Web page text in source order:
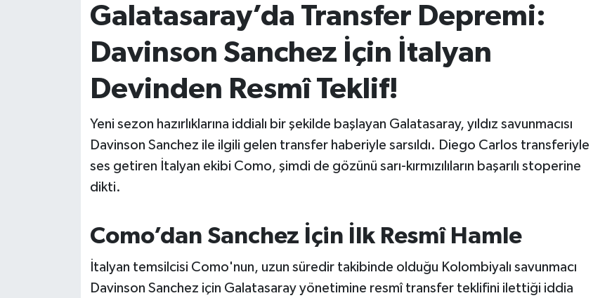
Galatasaray’da Transfer Depremi:
Davinson Sanchez İçin İtalyan
Devinden Resmî Teklif!
Yeni sezon hazırlıklarına iddialı bir şekilde başlayan Galatasaray, yıldız savunmacısı
Davinson Sanchez ile ilgili gelen transfer haberiyle sarsıldı. Diego Carlos transferiyle
ses getiren İtalyan ekibi Como, şimdi de gözünü sarı-kırmızılıların başarılı stoperine
dikti.
Como’dan Sanchez İçin İlk Resmî Hamle
İtalyan temsilcisi Como'nun, uzun süredir takibinde olduğu Kolombiyalı savunmacı
Davinson Sanchez için Galatasaray yönetimine resmî transfer teklifini ilettiği iddia
KÜLTÜR-SANAT
MAGAZİN
OTOMOTİV
Resmi İlanlar